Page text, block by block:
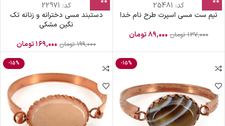
کد: 25481
نیم ست مسی اسپرت طرح نام خدا
۱۳۷,۰۰۰ تومان ۸۹,۰۰۰تومان
کد: 22971
دستبند مسی دخترانه و زنانه تک
نگین مشکی
۱۹۹,۰۰۰ تومان ۱۶۹,۰۰۰تومان
-15%
-15%